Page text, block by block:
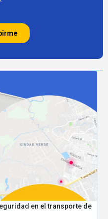
en el transporte de